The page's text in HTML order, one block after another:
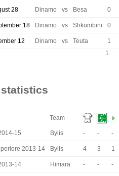
28 Dinamo vs Besa 0
18 Dinamo vs Shkumbini 0
12 Dinamo vs Teuta 1
1
Team
15 Bylis - - -
2013-14 Bylis 4 3 1
14 Himara - - -